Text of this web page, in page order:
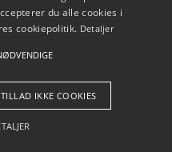
Pilanto Aps
du alle cookies i
cookiepolitik. Detaljer
TILLAD IKKE COOKIES